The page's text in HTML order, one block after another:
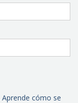
Aprende cómo se